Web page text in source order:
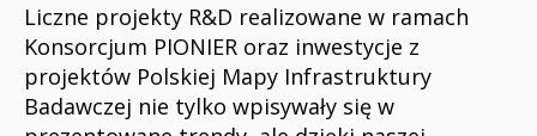
Liczne projekty R&D realizowane w ramach
Konsorcjum PIONIER oraz inwestycje z
projektów Polskiej Mapy Infrastruktury
Badawczej nie tylko wpisywały się w